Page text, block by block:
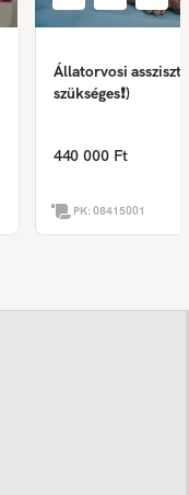
Állatorvosi
szükséges❗)
440 000 Ft
PK:08415001